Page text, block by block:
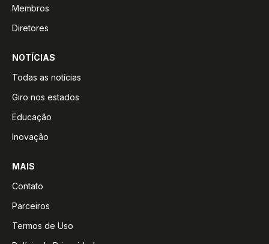
Membros
Diretores
NOTÍCIAS
Todas as notícias
Giro nos estados
Educação
Inovação
MAIS
Contato
Parceiros
Termos de Uso